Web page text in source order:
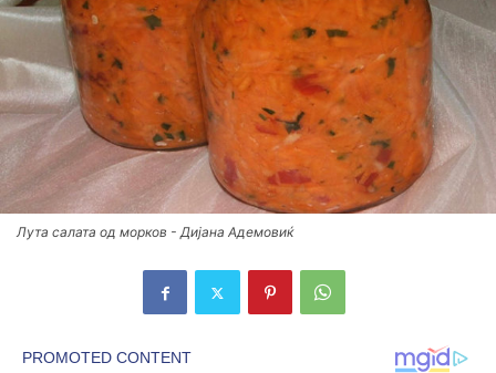
Лута салата од морков - Дијана Адемовиќ